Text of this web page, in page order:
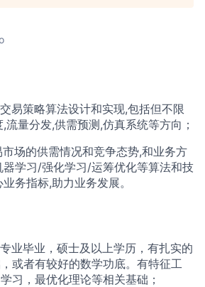
易策略算法设计和实现,包括但不限
量分发,供需预测,仿真系统等方向；
场的供需情况和竞争态势,和业务方
学习/强化学习/运筹优化等算法和技
务指标,助力业务发展。
业毕业，硕士及以上学历，有扎实的
或者有较好的数学功底。有特征工
习，最优化理论等相关基础；